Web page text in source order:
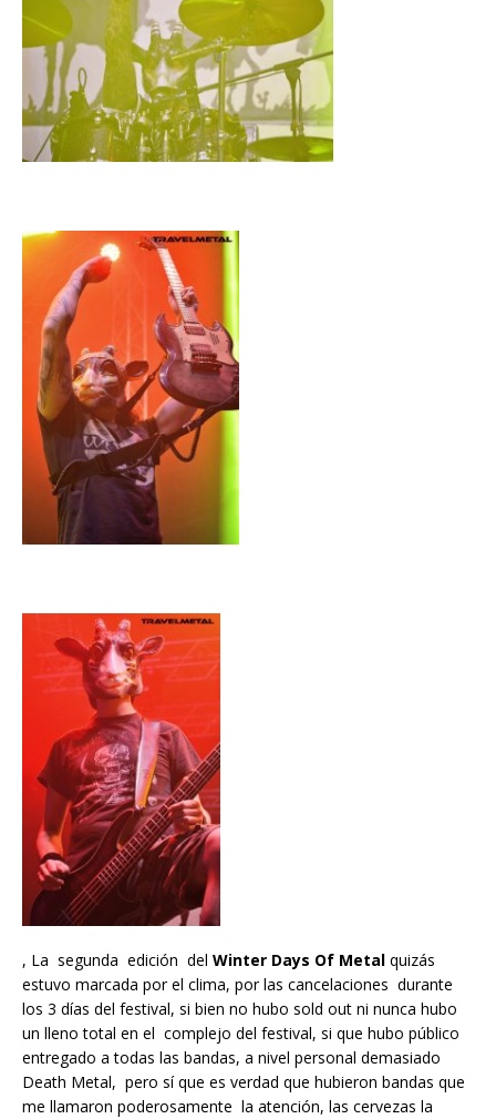
, La segunda edición del Winter Days Of Metal quizás
estuvo marcada por el clima, por las cancelaciones durante
los 3 días del festival, si bien no hubo sold out ni nunca hubo
un lleno total en el complejo del festival, si que hubo público
entregado a todas las bandas, a nivel personal demasiado
Death Metal, pero sí que es verdad que hubieron bandas que
me llamaron poderosamente la atención, las cervezas la